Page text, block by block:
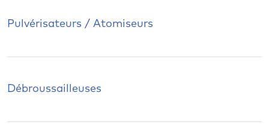
Pulvérisateurs / Atomiseurs
Débroussailleuses